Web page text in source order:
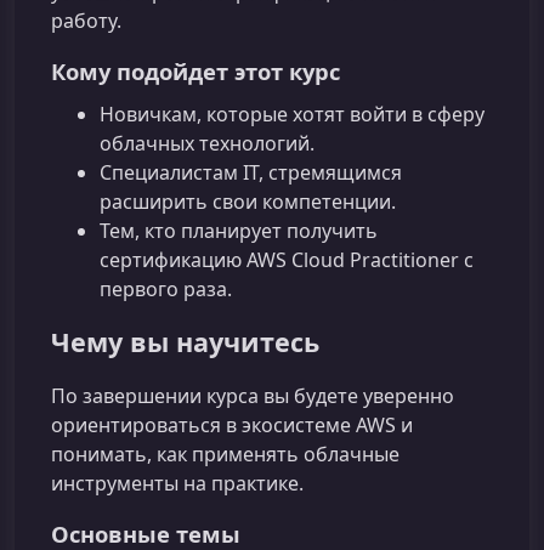
работу.
Кому подойдет этот курс
Новичкам, которые хотят войти в сферу
облачных технологий.
Специалистам IT, стремящимся
расширить свои компетенции.
Тем, кто планирует получить
сертификацию AWS Cloud Practitioner с
первого раза.
Чему вы научитесь
По завершении курса вы будете уверенно
ориентироваться в экосистеме AWS и
понимать, как применять облачные
инструменты на практике.
Основные темы